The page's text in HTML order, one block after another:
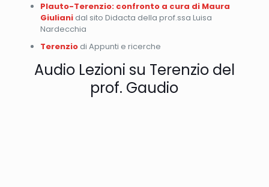
Plauto-Terenzio: confronto a cura di Maura
Giuliani dal sito Didacta della prof.ssa Luisa
Nardecchia
Terenzio di Appunti e ricerche
Audio Lezioni su Terenzio del
prof. Gaudio